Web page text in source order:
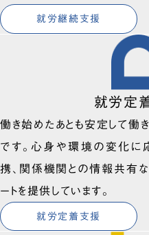
就労継続支援
就労定
働き始めたあとも安定して働
です。心身や環境の変化に
携、関係機関との情報共有な
ートを提供しています。
就労定着支援